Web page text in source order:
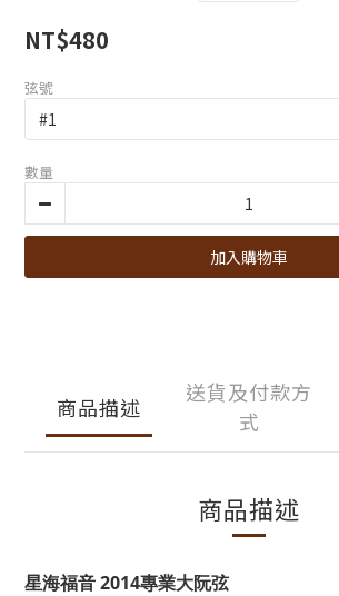
NT$480
弦號
數量
加入購物車
商品描述
送貨及付款方
式
商品描述
星海福音 2014專業大阮弦